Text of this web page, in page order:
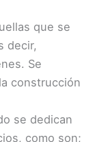
que se
decir,
Se
construcción
se dedican
como son;